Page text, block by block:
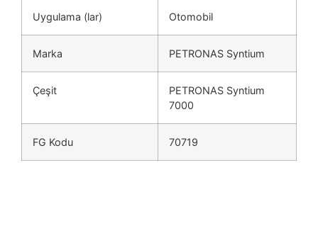
Uygulama (lar) Otomobil
Marka PETRONAS Syntium
Çeşit
PETRONAS Syntium
7000
FG Kodu 70719